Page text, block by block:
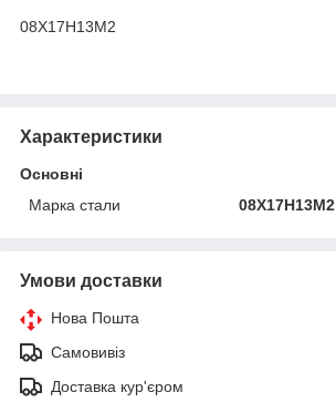
08Х17Н13М2
Характеристики
Основні
Марка стали
08Х17Н13М2
Умови доставки
Нова Пошта
Самовивіз
Доставка кур'єром